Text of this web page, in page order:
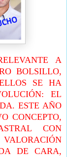
A
BOLSILLO,
SE HA
EL
ESTE AÑO
CONCEPTO,
CON
DE CARA,